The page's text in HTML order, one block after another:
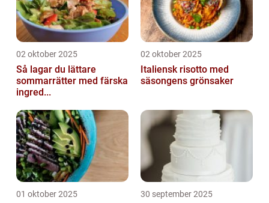
02 oktober 2025
Så lagar du lättare
sommarrätter med färska
ingred...
02 oktober 2025
Italiensk risotto med
säsongens grönsaker
01 oktober 2025 30 september 2025